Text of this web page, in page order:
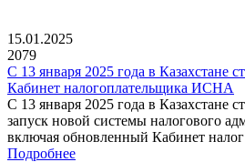
15.01.2025
2079
С 13 января 2025 года в Казахстане
Кабинет налогоплательщика ИСНА
С 13 января 2025 года в Казахстане
запуск новой системы налогового
включая обновленный Кабинет налог
Подробнее